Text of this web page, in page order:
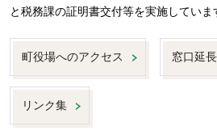
と税務課の証明書交付等を実施していま
町役場へのアクセス 窓口延長
リンク集